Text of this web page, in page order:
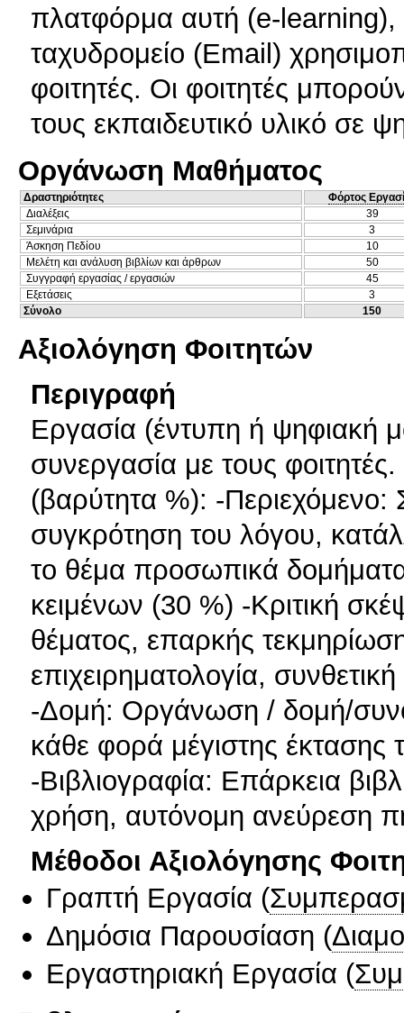
πλατφόρμα αυτή (e-learning),
ταχυδρομείο (Email)
φοιτητές. Οι φοιτητές
τους εκπαιδευτικό υλικό σε
Οργάνωση Μαθήματος
Δραστηριότητες
Φόρτος
Διαλέξεις
39
Σεμινάρια
3
Άσκηση Πεδίου
10
Μελέτη και ανάλυση βιβλίων και άρθρων
50
Συγγραφή εργασίας / εργασιών
45
Εξετάσεις
3
Σύνολο
150
Αξιολόγηση Φοιτητών
Περιγραφή
Eργασία (έντυπη ή ψηφιακή
συνεργασία με τους
(βαρύτητα %): -Περιεχόμενο:
συγκρότηση του λόγου,
το θέμα προσωπικά
κειμένων (30 %) -Κριτική
θέματος, επαρκής
επιχειρηματολογία,
-Δομή: Οργάνωση / δομή/
κάθε φορά μέγιστης έκτασης
-Βιβλιογραφία: Επάρκεια
χρήση, αυτόνομη ανεύρεση
Μέθοδοι Αξιολόγησης
Γραπτή Εργασία (
Δημόσια Παρουσίαση (
Εργαστηριακή Εργασία (